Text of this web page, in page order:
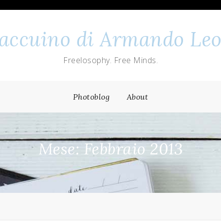
di Armando
Freelosophy. Free Minds.
Photoblog About
Mese: Febbraio 2013